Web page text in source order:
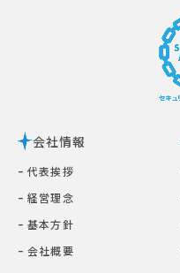
会社情報
ｰ 代表挨拶
ｰ 経営理念
ｰ 基本⽅針
ｰ 会社概要